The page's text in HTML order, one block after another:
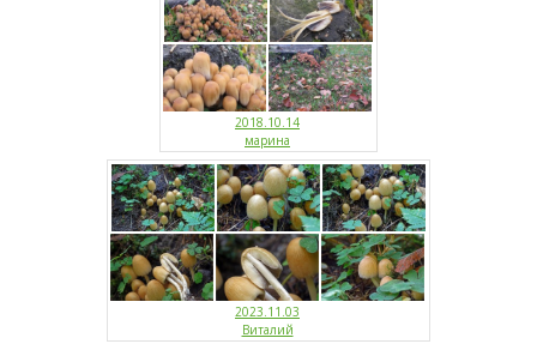
2018.10.14
марина
2023.11.03
Виталий